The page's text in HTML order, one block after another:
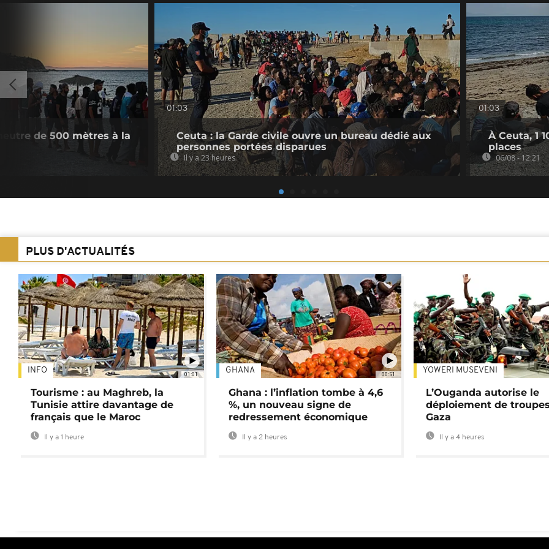
de 500 mètres à la
01:03
Ceuta : la Garde civile ouvre un bureau dédié aux
personnes portées disparues
Il y a 23 heures
01:03
À Ceuta, 1
places
06/08 - 12:21
PLUS D'ACTUALITÉS
01:01
INFO
Tourisme : au Maghreb, la
Tunisie attire davantage de
français que le Maroc
Il y a 1 heure
00:51
GHANA
Ghana : l’inflation tombe à 4,6
%, un nouveau signe de
redressement économique
Il y a 2 heures
YOWERI MUSEVENI
L’Ouganda autorise le
déploiement de
Gaza
Il y a 4 heures